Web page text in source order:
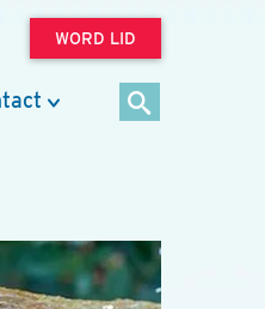
WORD LID